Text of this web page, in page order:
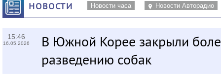
НОВОСТИ Новости часа Новости Авторадио
15:46
16.05.2026
В Южной Корее закрыли
разведению собак